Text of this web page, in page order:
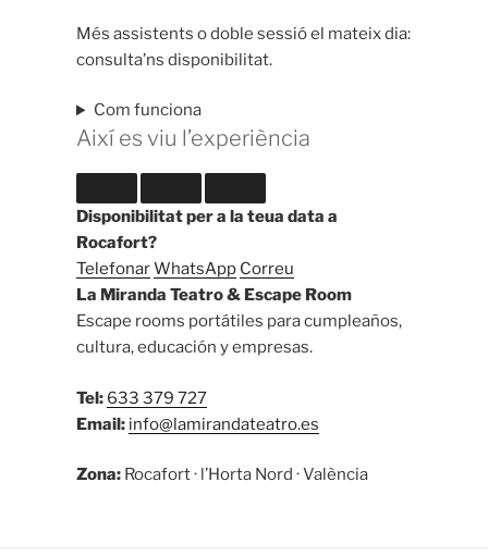
Més assistents o doble sessió el mateix dia:
consulta’ns disponibilitat.
Com funciona
Així es viu l’experiència
Disponibilitat per a la teua data a
Rocafort?
TelefonarWhatsApp Correu
La Miranda Teatro & Escape Room
Escape rooms portátiles para cumpleaños,
cultura, educación y empresas.
Tel: 633 379 727
Email: info@lamirandateatro.es
Zona: Rocafort · l’Horta Nord · València